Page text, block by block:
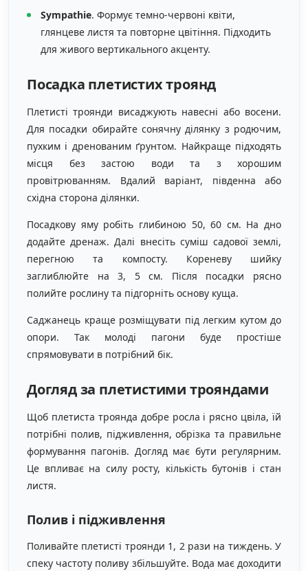
Sympathie. Формує темно-червоні квіти,
глянцеве листя та повторне цвітіння. Підходить
для живого вертикального акценту.
Посадка плетистих троянд
Плетисті троянди висаджують навесні або восени.
Для посадки обирайте сонячну ділянку з родючим,
пухким і дренованим ґрунтом. Найкраще підходять
місця без застою води та з хорошим
провітрюванням. Вдалий варіант, південна або
східна сторона ділянки.
Посадкову яму робіть глибиною 50, 60 см. На дно
додайте дренаж. Далі внесіть суміш садової землі,
перегною та компосту. Кореневу шийку
заглиблюйте на 3, 5 см. Після посадки рясно
полийте рослину та підгорніть основу куща.
Саджанець краще розміщувати під легким кутом до
опори. Так молоді пагони буде простіше
спрямовувати в потрібний бік.
Догляд за плетистими трояндами
Щоб плетиста троянда добре росла і рясно цвіла, їй
потрібні полив, підживлення, обрізка та правильне
формування пагонів. Догляд має бути регулярним.
Це впливає на силу росту, кількість бутонів і стан
листя.
Полив і підживлення
Поливайте плетисті троянди 1, 2 рази на тиждень. У
спеку частоту поливу збільшуйте. Вода має доходити